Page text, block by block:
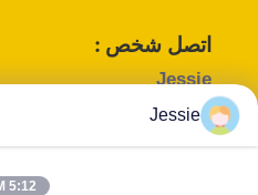
اتصل شخص :
Jessie
البريد الإلكتروني :
Jessie
5:12 AM